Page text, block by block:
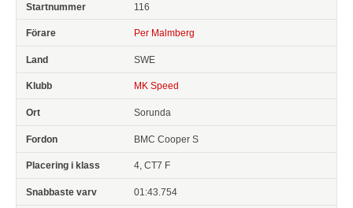
116
Per Malmberg
SWE
MK Speed
Sorunda
BMC Cooper S
4, CT7 F
01:43.754